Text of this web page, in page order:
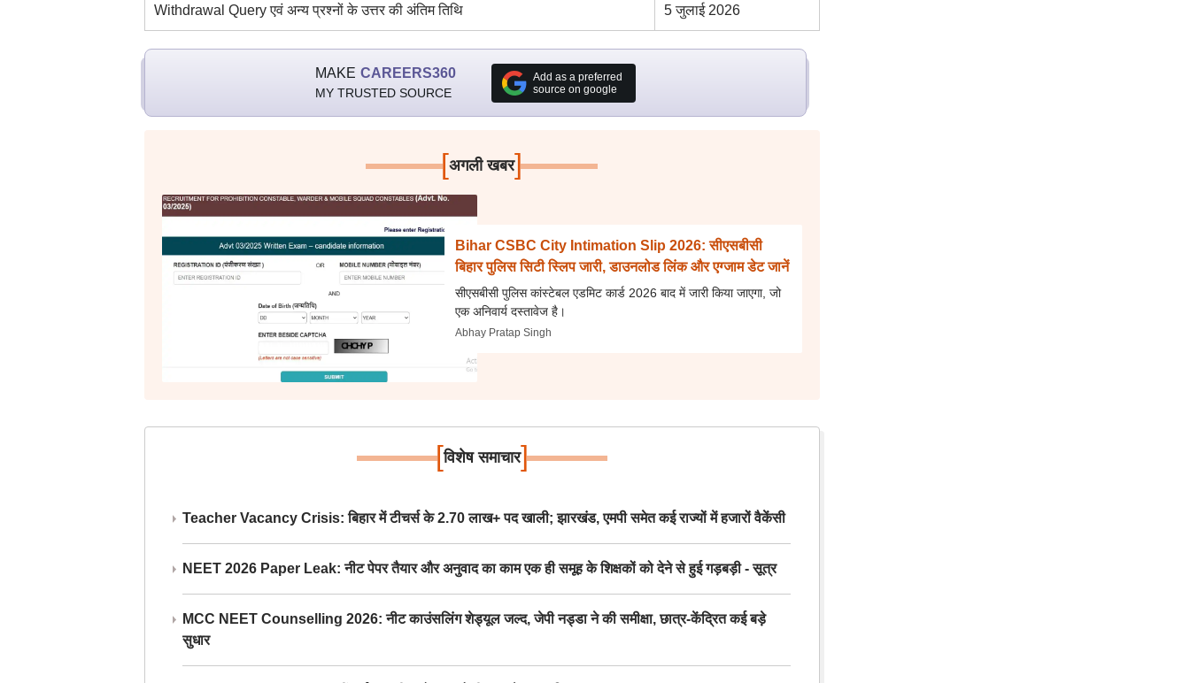
Withdrawal Query एवं अन्य प्रश्नों के उत्तर की अंतिम तिथि 5 जुलाई 2026
MAKE CAREERS360
MY TRUSTED SOURCE
Add as a preferred
source on google
[अगली खबर]
Bihar CSBC City Intimation Slip 2026: सीएसबीसी
बिहार पुलिस सिटी स्लिप जारी, डाउनलोड लिंक और एग्जाम डेट जानें
सीएसबीसी पुलिस कांस्टेबल एडमिट कार्ड 2026 बाद में जारी किया जाएगा, जो
एक अनिवार्य दस्तावेज है।
Abhay Pratap Singh
[विशेष समाचार]
Teacher Vacancy Crisis: बिहार में टीचर्स के 2.70 लाख+ पद खाली; झारखंड, एमपी समेत कई राज्यों में हजारों वैकेंसी
NEET 2026 Paper Leak: नीट पेपर तैयार और अनुवाद का काम एक ही समूह के शिक्षकों को देने से हुई गड़बड़ी - सूत्र
MCC NEET Counselling 2026: नीट काउंसलिंग शेड्यूल जल्द, जेपी नड्डा ने की समीक्षा, छात्र-केंद्रित कई बड़े
सुधार